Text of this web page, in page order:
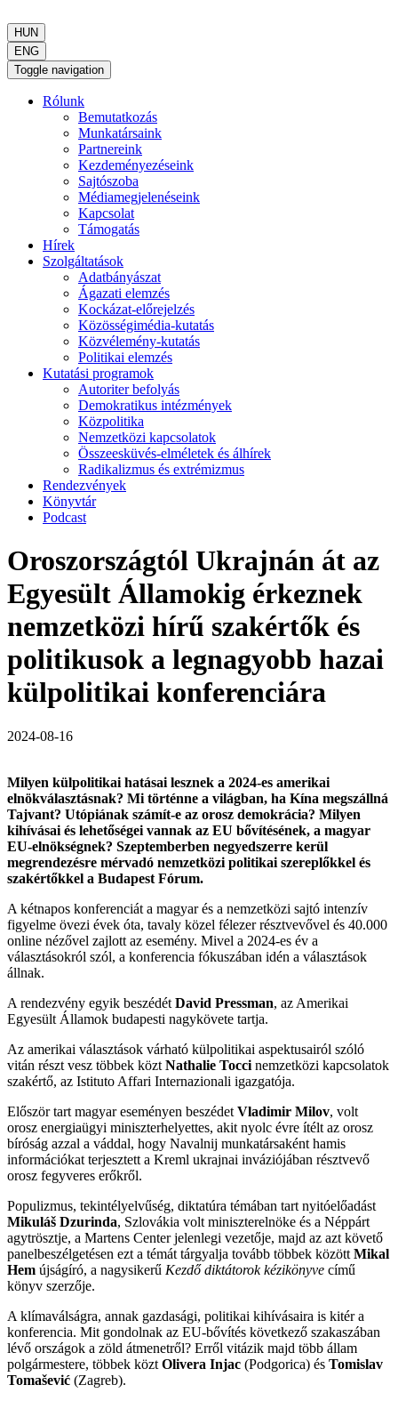
HUN
ENG
Toggle navigation
Rólunk
Bemutatkozás
Munkatársaink
Partnereink
Kezdeményezéseink
Sajtószoba
Médiamegjelenéseink
Kapcsolat
Támogatás
Hírek
Szolgáltatások
Adatbányászat
Ágazati elemzés
Kockázat-előrejelzés
Közösségimédia-kutatás
Közvélemény-kutatás
Politikai elemzés
Kutatási programok
Autoriter befolyás
Demokratikus intézmények
Közpolitika
Nemzetközi kapcsolatok
Összeesküvés-elméletek és álhírek
Radikalizmus és extrémizmus
Rendezvények
Könyvtár
Podcast
Oroszországtól Ukrajnán át az
Egyesült Államokig érkeznek
nemzetközi hírű szakértők és
politikusok a legnagyobb hazai
külpolitikai konferenciára
2024-08-16
Milyen külpolitikai hatásai lesznek a 2024-es amerikai
elnökválasztásnak? Mi történne a világban, ha Kína megszállná
Tajvant? Utópiának számít-e az orosz demokrácia? Milyen
kihívásai és lehetőségei vannak az EU bővítésének, a magyar
EU-elnökségnek? Szeptemberben negyedszerre kerül
megrendezésre mérvadó nemzetközi politikai szereplőkkel és
szakértőkkel a Budapest Fórum.
A kétnapos konferenciát a magyar és a nemzetközi sajtó intenzív
figyelme övezi évek óta, tavaly közel félezer résztvevővel és 40.000
online nézővel zajlott az esemény. Mivel a 2024-es év a
választásokról szól, a konferencia fókuszában idén a választások
állnak.
A rendezvény egyik beszédét David Pressman, az Amerikai
Egyesült Államok budapesti nagykövete tartja.
Az amerikai választások várható külpolitikai aspektusairól szóló
vitán részt vesz többek közt Nathalie Tocci nemzetközi kapcsolatok
szakértő, az Istituto Affari Internazionali igazgatója.
Először tart magyar eseményen beszédet Vladimir Milov, volt
orosz energiaügyi miniszterhelyettes, akit nyolc évre ítélt az orosz
bíróság azzal a váddal, hogy Navalnij munkatársaként hamis
információkat terjesztett a Kreml ukrajnai inváziójában résztvevő
orosz fegyveres erőkről.
Populizmus, tekintélyelvűség, diktatúra témában tart nyitóelőadást
Mikuláš Dzurinda, Szlovákia volt miniszterelnöke és a Néppárt
agytrösztje, a Martens Center jelenlegi vezetője, majd az azt követő
panelbeszélgetésen ezt a témát tárgyalja tovább többek között Mikal
Hem újságíró, a nagysikerű Kezdő diktátorok kézikönyve című
könyv szerzője.
A klímaválságra, annak gazdasági, politikai kihívásaira is kitér a
konferencia. Mit gondolnak az EU-bővítés következő szakaszában
lévő országok a zöld átmenetről? Erről vitázik majd több állam
polgármestere, többek közt Olivera Injac (Podgorica) és Tomislav
Tomašević (Zagreb).